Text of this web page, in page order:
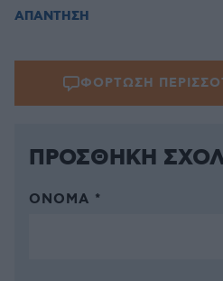
ΑΠΑΝΤΗΣΗ
ΦΟΡΤΩΣΗ
ΠΡΟΣΘΗΚΗ
ΌΝΟΜΑ *